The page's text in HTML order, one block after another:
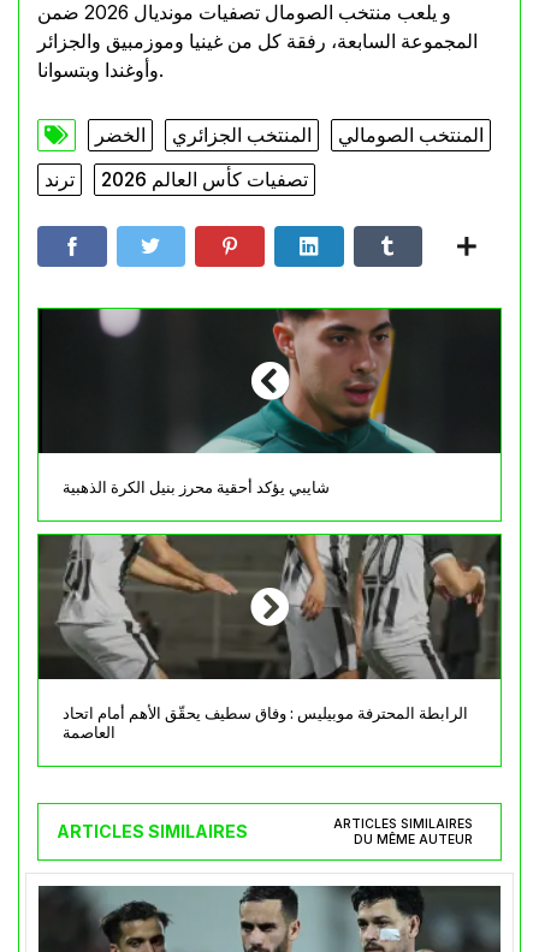
و يلعب منتخب الصومال تصفيات مونديال 2026 ضمن
المجموعة السابعة، رفقة كل من غينيا وموزمبيق والجزائر
وأوغندا وبتسوانا.
الخضر المنتخب الجزائري
المنتخب الصومالي
ترند
تصفيات كأس العالم 2026
شايبي يؤكد أحقية محرز بنيل الكرة الذهبية
الرابطة المحترفة موبيليس : وفاق سطيف يحقّق الأهم أمام اتحاد
العاصمة
ARTICLES SIMILAIRES
ARTICLES SIMILAIRES
DU MÊME AUTEUR